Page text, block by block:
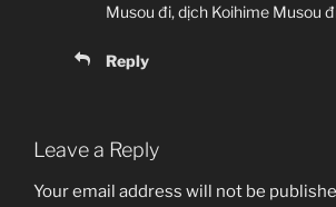
Musou đi, dịch Koihime Musou
Reply
Leave a Reply
Your email address will not be